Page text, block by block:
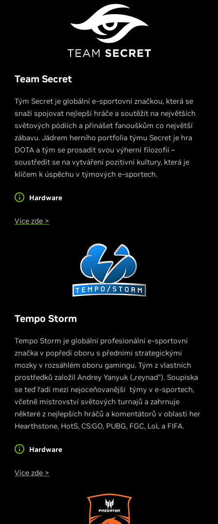
Team Secret
Tým Secret je globální e-sportovní značkou, která se
snaží spojovat nejlepší hráče a soutěžit na největších
světových pódiích a přinášet fanouškům co největší
zábavu. Jádrem herního portfolia týmu Secret je hra
DOTA a tým se prosadit svou výherní filozofií –
soustředit se na vytváření pozitivní kultury, která je
klíčem k úspěchu v týmových e-sportech.
Hardware
Více zde >
Tempo Storm
Tempo Storm je globální profesionální e-sportovní
značka v popředí oboru s předními strategickými
mozky v rozsáhlém oboru gamingu. Tým z vlastních
prostředků založil Andrey Yanyuk („reynad“). Soupiska
se teď řadí mezi nejoceňovanější týmy v e-sportech,
včetně mistrovství světových turnajů a zahrnuje
některé z nejlepších hráčů a komentátorů v oblasti her
Hearthstone, HotS, CS:GO, PUBG, FGC, LoL a FIFA.
Hardware
Více zde >